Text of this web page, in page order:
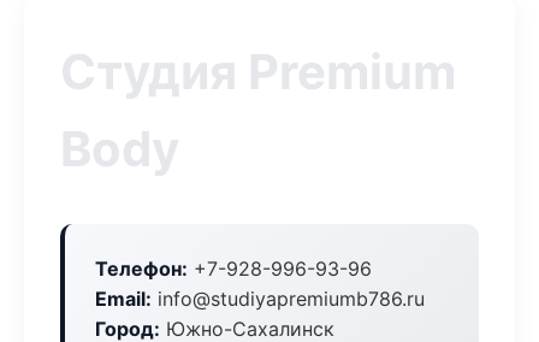
Студия Premium
Body
Телефон: +7-928-996-93-96
Email: info@studiyapremiumb786.ru
Город: Южно-Сахалинск